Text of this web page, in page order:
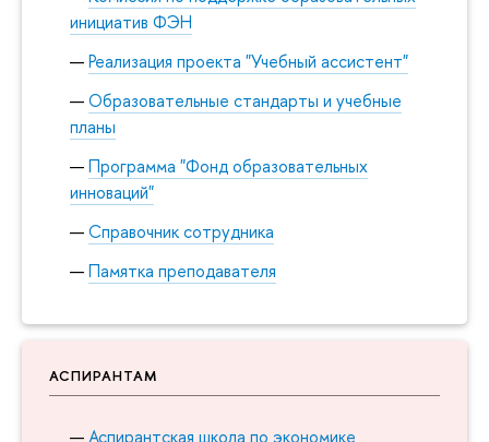
инициатив ФЭН
Реализация проекта "Учебный ассистент"
Образовательные стандарты и учебные
планы
Программа "Фонд образовательных
инноваций"
Справочник сотрудника
Памятка преподавателя
АСПИРАНТАМ
Аспирантская школа по экономике